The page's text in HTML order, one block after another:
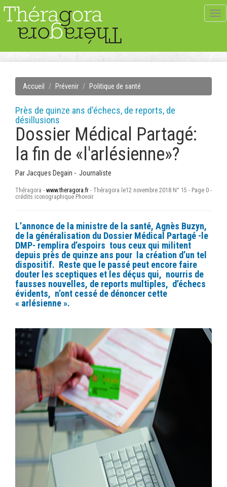
Accueil Prévenir Politique de santé
Près de quinze ans d'échecs, de reports, de
désillusions
Dossier Médical Partagé:
la fin de «l'arlésienne»?
ParJacques Degain - Journaliste
Théragora - www.theragora.fr - Théragora le12 novembre 2018 N° 15 - Page 0 -
crédits iconographique Phovoir
L’annonce de la ministre de la santé, Agnès Buzyn,
de la généralisation du Dossier Médical Partagé -le
DMP- remplira d’espoirs tous ceux qui militent
depuis près de quinze ans pour la création d’un tel
dispositif. Reste que le passé peut encore faire
douter les sceptiques et les déçus qui, nourris de
fausses nouvelles, de reports multiples, d’échecs
évidents, n’ont cessé de dénoncer cette
« arlésienne ».